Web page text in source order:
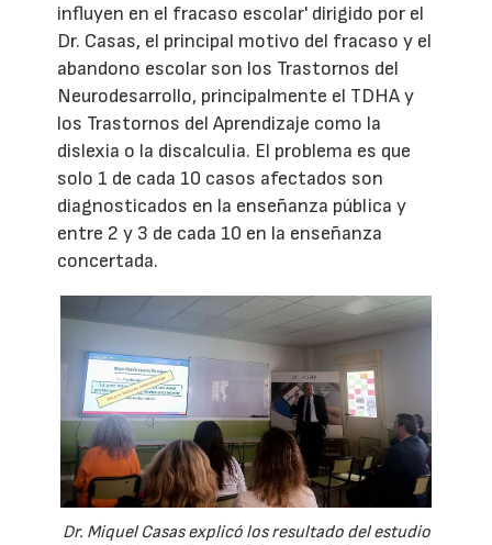
influyen en el fracaso escolar' dirigido por el
Dr. Casas, el principal motivo del fracaso y el
abandono escolar son los Trastornos del
Neurodesarrollo, principalmente el TDHA y
los Trastornos del Aprendizaje como la
dislexia o la discalculia. El problema es que
solo 1 de cada 10 casos afectados son
diagnosticados en la enseñanza pública y
entre 2 y 3 de cada 10 en la enseñanza
concertada.
Dr. Miquel Casas explicó los resultado del estudio